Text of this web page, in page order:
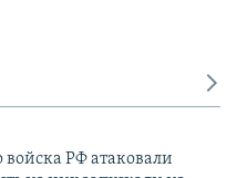
РФ атаковали